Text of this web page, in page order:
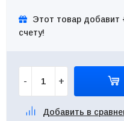
Этот товар добавит
счету!
- +
Добавить в